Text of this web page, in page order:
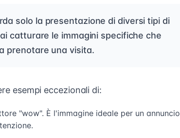
solo la presentazione di diversi tipi di
catturare le immagini specifiche che
prenotare una visita.
esempi eccezionali di:
"wow". È l'immagine ideale per un annuncio